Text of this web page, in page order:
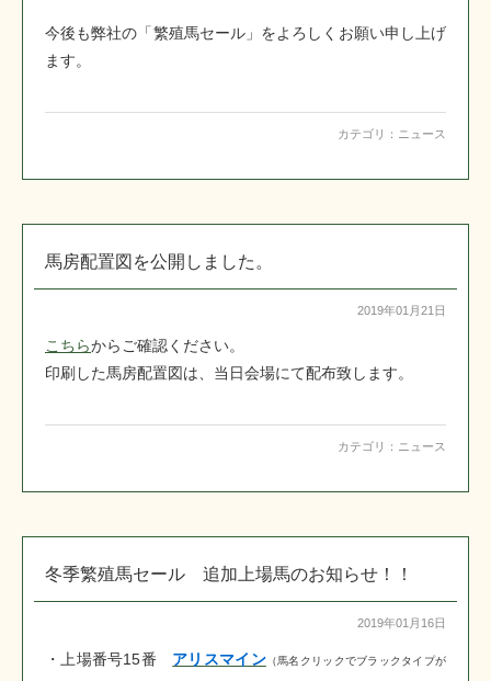
今後も弊社の「繁殖馬セール」をよろしくお願い申し上げ
ます。
カテゴリ： ニュース
馬房配置図を公開しました。
2019年01月21日
こちらからご確認ください。
印刷した馬房配置図は、当日会場にて配布致します。
カテゴリ： ニュース
冬季繁殖馬セール 追加上場馬のお知らせ！！
2019年01月16日
・上場番号15番 アリスマイン（馬名クリックでブラックタイプが